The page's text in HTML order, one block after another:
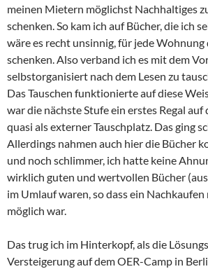
meinen Mietern möglichst Nachhaltiges
schenken. So kam ich auf Bücher, die ich
wäre es recht unsinnig, für jede Wohnung
schenken. Also verband ich es mit dem
selbstorganisiert nach dem Lesen zu
Das Tauschen funktionierte auf diese
war die nächste Stufe ein erstes Regal auf
quasi als externer Tauschplatz. Das ging
Allerdings nahmen auch hier die Bücher
und noch schlimmer, ich hatte keine
wirklich guten und wertvollen Bücher
im Umlauf waren, so dass ein
möglich war.
Das trug ich im Hinterkopf, als die
Versteigerung auf dem OER-Camp in